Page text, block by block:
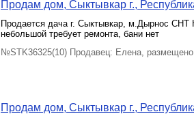
Продам дом, Сыктывкар г.,
Продается дача г. Сыктывкар, м.Дырнос
небольшой требует ремонта, бани нет
№STK36325(10) Продавец: Елена,
Продам дом, Сыктывкар г.,